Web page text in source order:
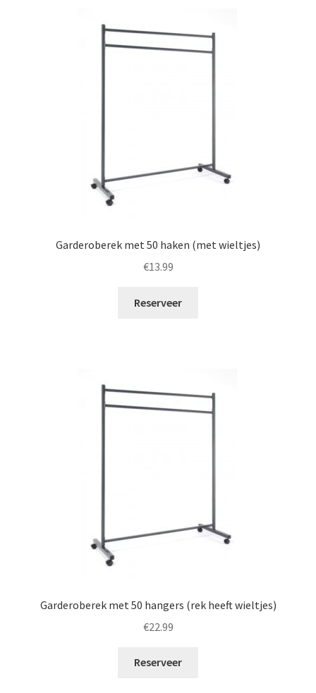
Garderoberek met 50 haken (met wieltjes)
€13.99
Reserveer
Garderoberek met 50 hangers (rek heeft wieltjes)
€22.99
Reserveer